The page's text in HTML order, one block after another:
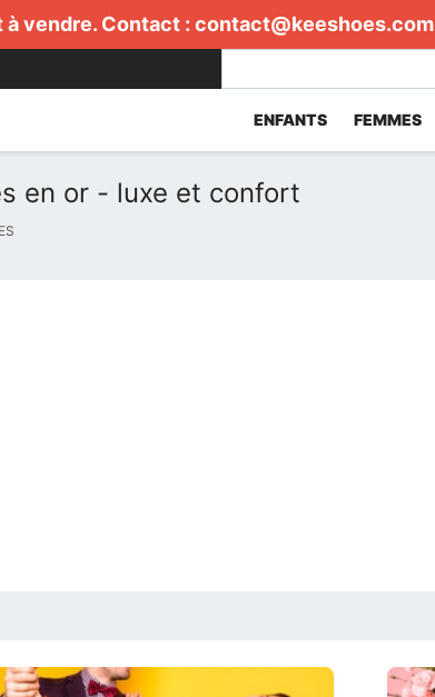
vendre. Contact : contact@keeshoes.com
ENFANTS FEMMES
en or - luxe et confort